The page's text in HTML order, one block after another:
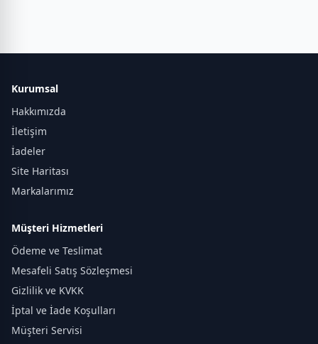
Kurumsal
Hakkımızda
İletişim
İadeler
Site Haritası
Markalarımız
Müşteri Hizmetleri
Ödeme ve Teslimat
Mesafeli Satış Sözleşmesi
Gizlilik ve KVKK
İptal ve İade Koşulları
Müşteri Servisi